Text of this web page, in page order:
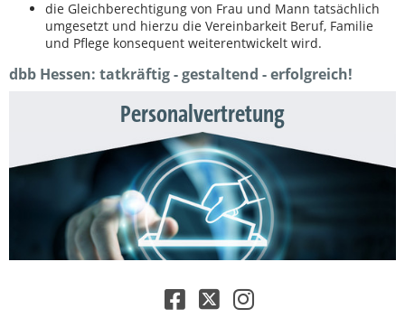
die Gleichberechtigung von Frau und Mann tatsächlich
umgesetzt und hierzu die Vereinbarkeit Beruf, Familie
und Pflege konsequent weiterentwickelt wird.
dbb Hessen: tatkräftig - gestaltend - erfolgreich!
Personalvertretung